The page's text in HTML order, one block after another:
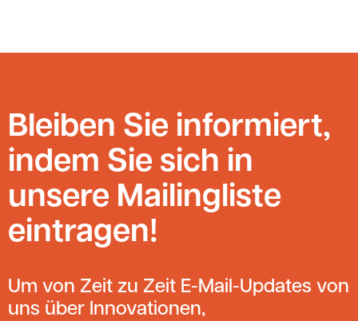
Bleiben Sie informiert,
indem Sie sich in
unsere Mailingliste
eintragen!
Um von Zeit zu Zeit E-Mail-Updates von
uns über Innovationen,